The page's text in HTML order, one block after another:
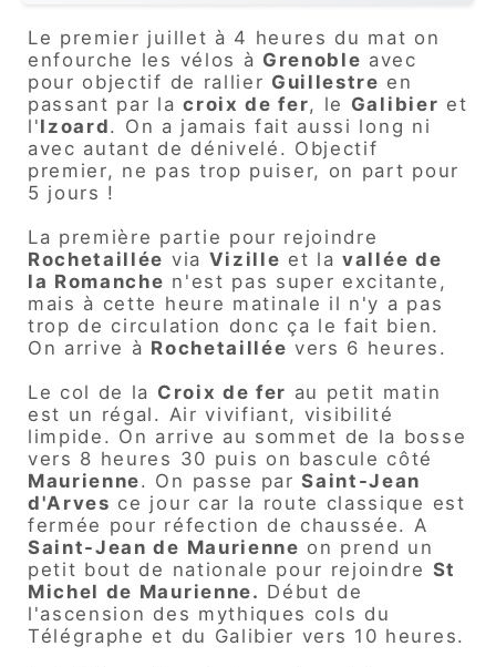
Le premier juillet à 4 heures du mat on
enfourche les vélos à Grenoble avec
pour objectif de rallier Guillestre en
passant par lacroix de fer, le Galibier et
l'Izoard. On a jamais fait aussi long ni
avec autant de dénivelé. Objectif
premier, ne pas trop puiser, on part pour
5 jours !
La première partie pour rejoindre
Rochetaillée via Vizille et lavallée de
la Romanche n'est pas super excitante,
mais à cette heure matinale il n'y a pas
trop de circulation donc ça le fait bien.
On arrive à Rochetaillée vers 6 heures.
Le col de la Croix de fer au petit matin
est un régal. Air vivifiant, visibilité
limpide. On arrive au sommet de la bosse
vers 8 heures 30 puis on bascule côté
Maurienne. On passe parSaint-Jean
d'Arves ce jour car la route classique est
fermée pour réfection de chaussée. A
Saint-Jean de Maurienne on prend un
petit bout de nationale pour rejoindre St
Michel de Maurienne. Début de
l'ascension des mythiques cols du
Télégraphe et du Galibier vers 10 heures.